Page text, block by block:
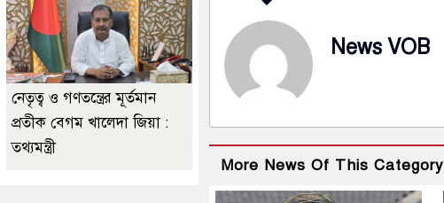
News VOB
More News Of This Category
নেতৃত্ব ও গণতন্ত্রের মূর্তমান
প্রতীক বেগম খালেদা জিয়া :
তথ্যমন্ত্রী